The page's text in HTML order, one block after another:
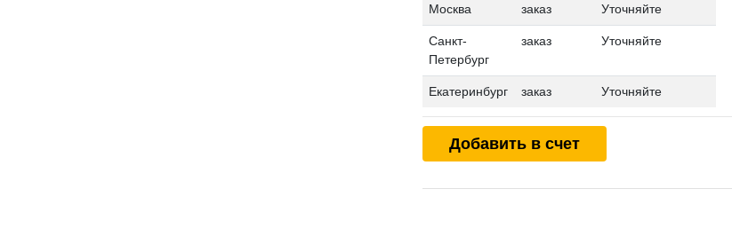
Москва заказ Уточняйте
Санкт-
Петербург
заказ Уточняйте
Екатеринбург заказ Уточняйте
Добавить в счет